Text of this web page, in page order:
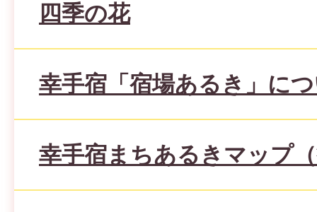
四季の花
幸手宿「宿場あるき」に
幸手宿まちあるきマップ